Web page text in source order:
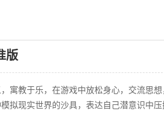
版
寓教于乐，在游戏中放松身心，交流思
拟现实世界的沙具，表达自己潜意识中压